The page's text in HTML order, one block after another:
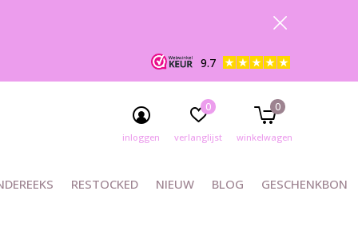
RESTOCKED NIEUW BLOG GESCHENKBON
inloggen verlanglijst
0
winkelwagen
0
9.7